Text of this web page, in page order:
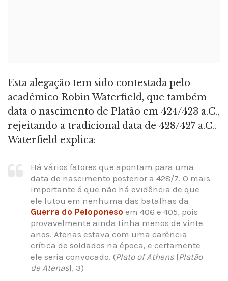
Esta alegação tem sido contestada pelo
acadêmico Robin Waterfield, que também
data o nascimento de Platão em 424/423 a.C.,
rejeitando a tradicional data de 428/427 a.C..
Waterfield explica:
Há vários fatores que apontam para uma
data de nascimento posterior a 428/7. O mais
importante é que não há evidência de que
ele lutou em nenhuma das batalhas da
Guerra do Peloponeso em 406 e 405, pois
provavelmente ainda tinha menos de vinte
anos. Atenas estava com uma carência
crítica de soldados na época, e certamente
ele seria convocado. (Plato of Athens [Platão
de Atenas], 3)